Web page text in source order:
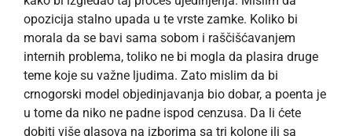
opozicija stalno upada u te vrste zamke. Koliko bi
morala da se bavi sama sobom i raščišćavanjem
internih problema, toliko ne bi mogla da plasira druge
teme koje su važne ljudima. Zato mislim da bi
crnogorski model objedinjavanja bio dobar, a poenta je
u tome da niko ne padne ispod cenzusa. Da li ćete
dobiti više glasova na izborima sa tri kolone ili sa